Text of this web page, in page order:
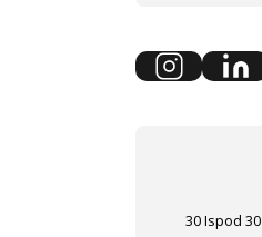
30 Ispod 30